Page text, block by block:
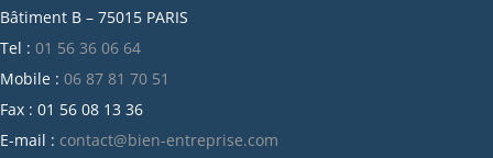
mai 2021
avril 2021
mars 2021
février 2021
janvier 2021
Bâtiment B – 75015 PARIS
Tel : 01 56 36 06 64
Mobile : 06 87 81 70 51
Fax : 01 56 08 13 36
E-mail : contact@bien-entreprise.com